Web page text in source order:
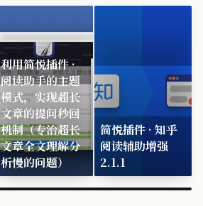
利用简悦插件 ·
阅读助手的主题
模式，实现超长
文章的提问秒回
机制（专治超长
文章全文理解分
析慢的问题）
简悦插件 · 知乎
阅读辅助增强
2.1.1